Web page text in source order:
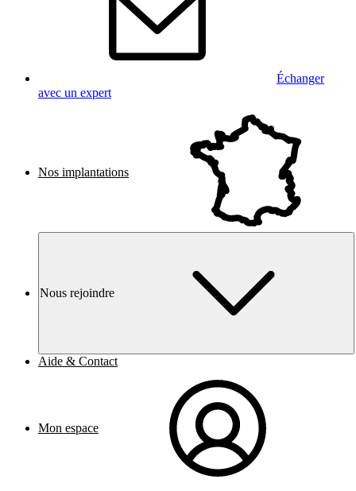
Échanger
avec un expert
Nos implantations
Nous rejoindre
Aide & Contact
Mon espace